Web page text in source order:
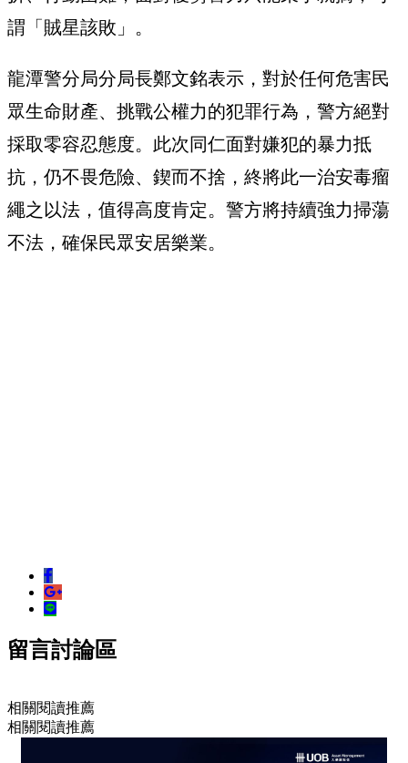
謂「賊星該敗」。
龍潭警分局分局長鄭文銘表示，對於任何危害民
眾生命財產、挑戰公權力的犯罪行為，警方絕對
採取零容忍態度。此次同仁面對嫌犯的暴力抵
抗，仍不畏危險、鍥而不捨，終將此一治安毒瘤
繩之以法，值得高度肯定。警方將持續強力掃蕩
不法，確保民眾安居樂業。
留言討論區
相關閱讀推薦
相關閱讀推薦